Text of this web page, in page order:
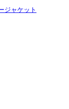
ジャケット